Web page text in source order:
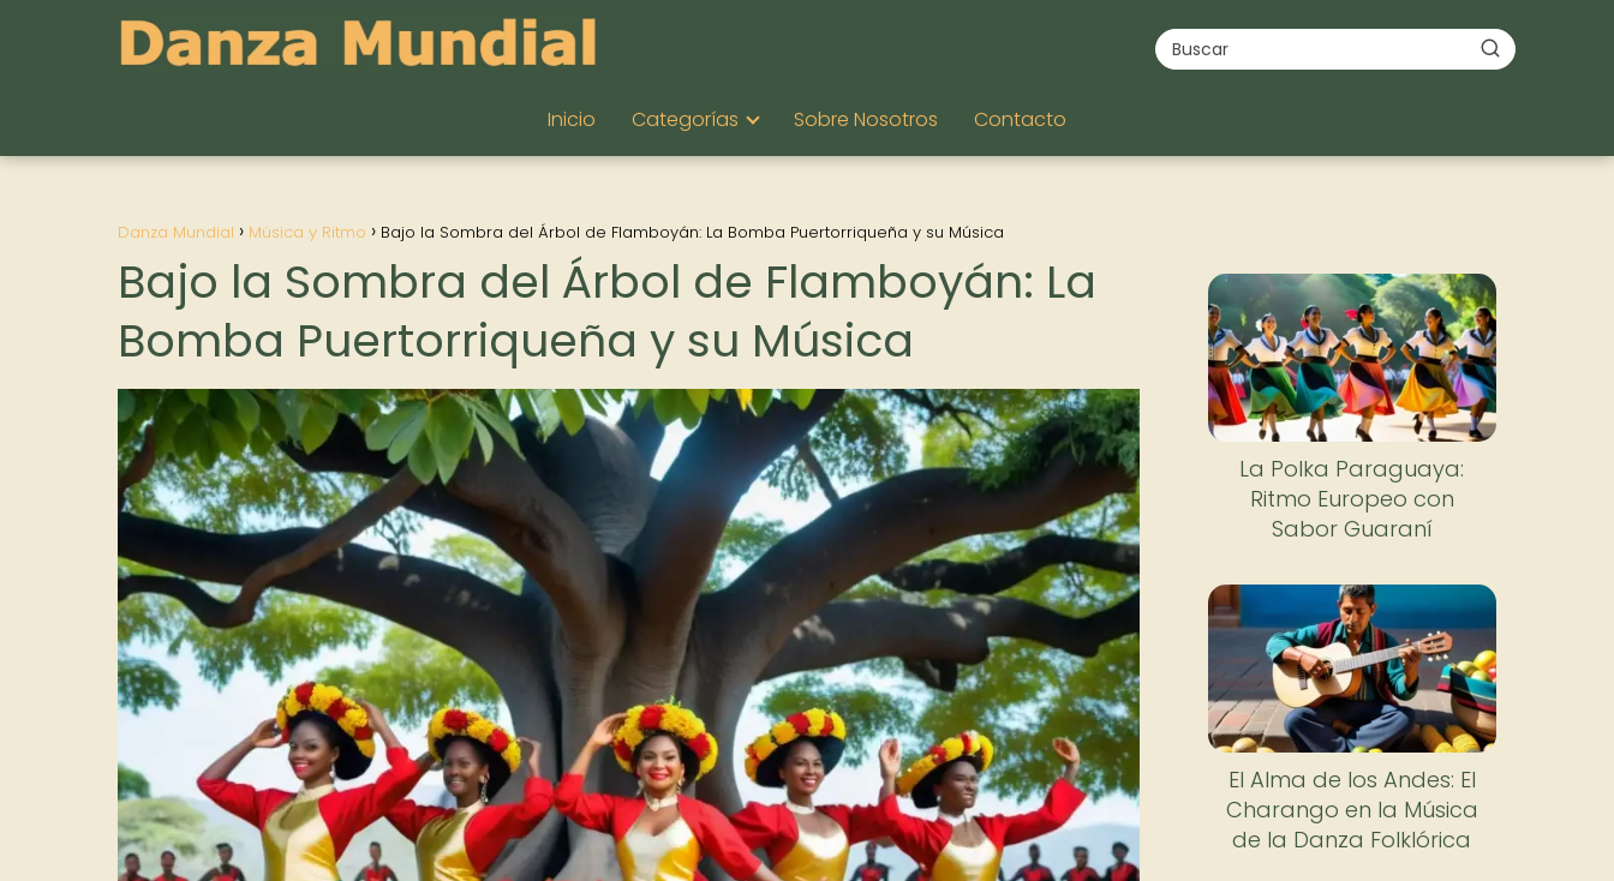
Inicio Categorías Sobre Nosotros Contacto
Danza Mundial Música y Ritmo Bajo la Sombra del Árbol de Flamboyán: La Bomba Puertorriqueña y su Música
Bajo la Sombra del Árbol de Flamboyán: La
Bomba Puertorriqueña y su Música
La Polka Paraguaya:
Ritmo Europeo con
Sabor Guaraní
El Alma de los Andes: El
Charango en la Música
de la Danza Folklórica